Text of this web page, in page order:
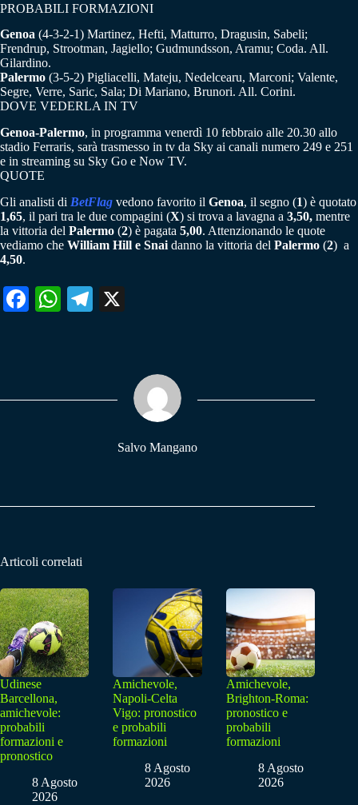
PROBABILI FORMAZIONI
Genoa (4-3-2-1) Martinez, Hefti, Matturro, Dragusin, Sabeli;
Frendrup, Strootman, Jagiello; Gudmundsson, Aramu; Coda. All.
Gilardino.
Palermo (3-5-2) Pigliacelli, Mateju, Nedelcearu, Marconi; Valente,
Segre, Verre, Saric, Sala; Di Mariano, Brunori. All. Corini.
DOVE VEDERLA IN TV
Genoa-Palermo, in programma venerdì 10 febbraio alle 20.30 allo
stadio Ferraris, sarà trasmesso in tv da Sky ai canali numero 249 e 251
e in streaming su Sky Go e Now TV.
QUOTE
Gli analisti di BetFlag vedono favorito il Genoa, il segno (1) è quotato
1,65, il pari tra le due compagini (X) si trova a lavagna a 3,50, mentre
la vittoria del Palermo (2) è pagata 5,00. Attenzionando le quote
vediamo che William Hill e Snai danno la vittoria del Palermo (2) a
4,50.
Fa W
pp
Te
m
Salvo Mangano
Articoli correlati
Udinese
Barcellona,
amichevole:
probabili
formazioni e
pronostico
8 Agosto
2026
Amichevole,
Napoli-Celta
Vigo: pronostico
e probabili
formazioni
8 Agosto
2026
Amichevole,
Brighton-Roma:
pronostico e
probabili
formazioni
8 Agosto
2026